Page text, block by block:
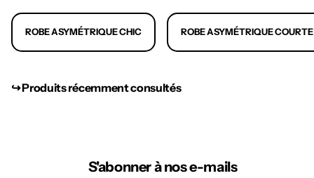
ROBE ASYMÉTRIQUE CHIC ROBE ASYMÉTRIQUE COURTE
↪︎ Produits récemment consultés
S'abonner à nos e-mails